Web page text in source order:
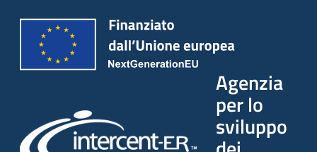
Agenzia
per lo
sviluppo